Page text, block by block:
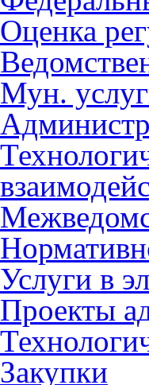
Оценка
Мун.
Услуги в
Проекты
Закупки